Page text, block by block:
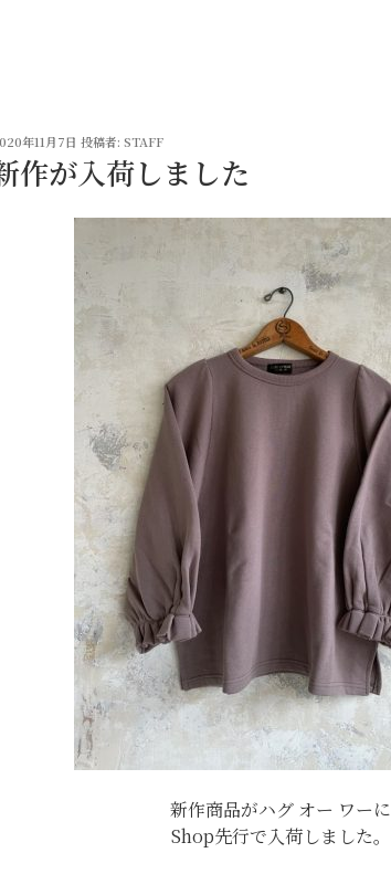
:
年11月7日 投稿者: STAFF
作が入荷しました
新作商品がハグ オー ワーに
Shop先行で入荷しました。